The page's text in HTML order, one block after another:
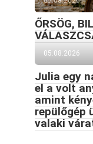
ŐRSÖG,
05.08.2026
Julia egy
el a volt
amint
repülőgép
valaki